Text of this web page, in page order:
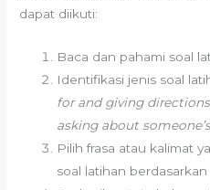
dapat diikuti:
Baca dan pahami soal
Identifikasi jenis soal
for and giving directions
asking about
Pilih frasa atau kalimat
soal latihan